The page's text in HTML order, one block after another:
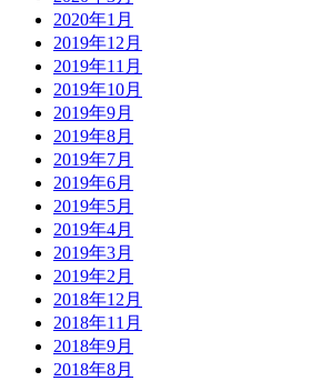
2020年1月
2019年12月
2019年11月
2019年10月
2019年9月
2019年8月
2019年7月
2019年6月
2019年5月
2019年4月
2019年3月
2019年2月
2018年12月
2018年11月
2018年9月
2018年8月